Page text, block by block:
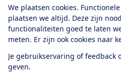
We plaatsen cookies.
plaatsen we altijd. Deze zijn
functionaliteiten goed te laten
meten. Er zijn ook cookies naar
Je gebruikservaring of feedback
geven.
Alles over de
app